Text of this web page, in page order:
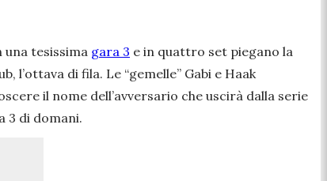
tesissima gara 3 e in quattro set piegano la
di fila. Le “gemelle” Gabi e Haak
il nome dell’avversario che uscirà dalla serie
3 di domani.